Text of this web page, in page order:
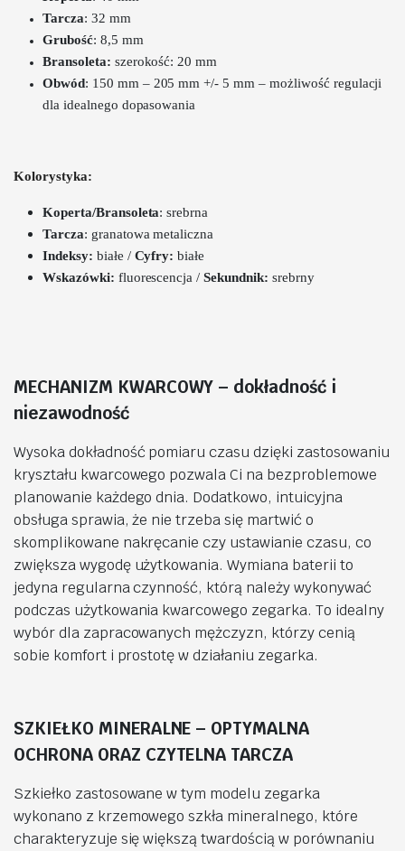
Tarcza: 32 mm
Grubość: 8,5 mm
Bransoleta: szerokość: 20 mm
Obwód: 150 mm – 205 mm +/- 5 mm – możliwość regulacji
dla idealnego dopasowania
Kolorystyka:
Koperta/Bransoleta: srebrna
Tarcza: granatowa metaliczna
Indeksy: białe / Cyfry: białe
Wskazówki: fluorescencja /Sekundnik: srebrny
MECHANIZM KWARCOWY – dokładność i
niezawodność
Wysoka dokładność pomiaru czasu dzięki zastosowaniu
kryształu kwarcowego pozwala Ci na bezproblemowe
planowanie każdego dnia. Dodatkowo, intuicyjna
obsługa sprawia, że nie trzeba się martwić o
skomplikowane nakręcanie czy ustawianie czasu, co
zwiększa wygodę użytkowania. Wymiana baterii to
jedyna regularna czynność, którą należy wykonywać
podczas użytkowania kwarcowego zegarka. To idealny
wybór dla zapracowanych mężczyzn, którzy cenią
sobie komfort i prostotę w działaniu zegarka.
SZKIEŁKO MINERALNE – OPTYMALNA
OCHRONA ORAZ CZYTELNA TARCZA
Szkiełko zastosowane w tym modelu zegarka
wykonano z krzemowego szkła mineralnego, które
charakteryzuje się większą twardością w porównaniu